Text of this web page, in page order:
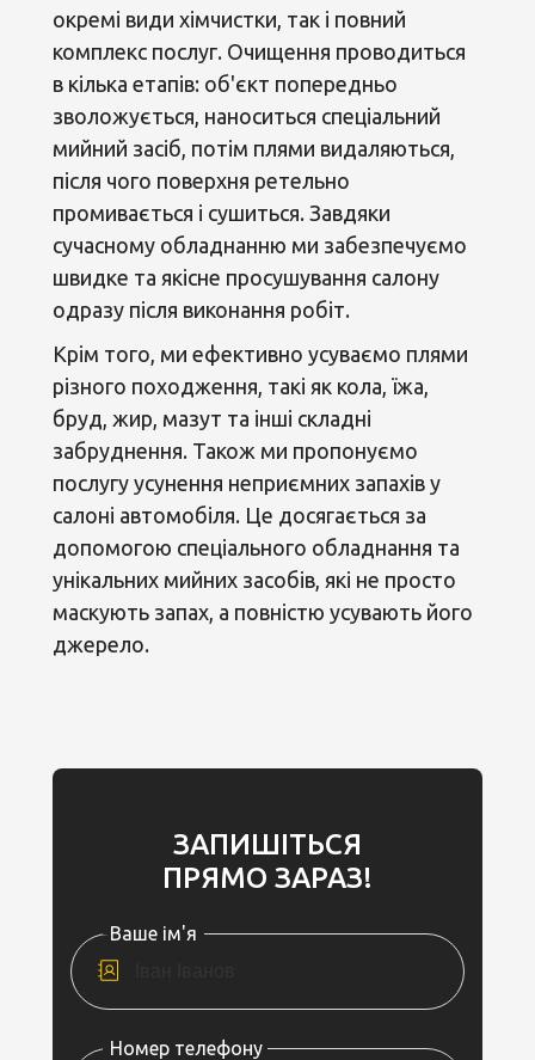
ЗАПИШІТЬСЯ
ПРЯМО ЗАРАЗ!
Ваше ім'я
Номер телефону
окремі види хімчистки, так і повний
комплекс послуг. Очищення проводиться
в кілька етапів: об'єкт попередньо
зволожується, наноситься спеціальний
мийний засіб, потім плями видаляються,
після чого поверхня ретельно
промивається і сушиться. Завдяки
сучасному обладнанню ми забезпечуємо
швидке та якісне просушування салону
одразу після виконання робіт.
Крім того, ми ефективно усуваємо плями
різного походження, такі як кола, їжа,
бруд, жир, мазут та інші складні
забруднення. Також ми пропонуємо
послугу усунення неприємних запахів у
салоні автомобіля. Це досягається за
допомогою спеціального обладнання та
унікальних мийних засобів, які не просто
маскують запах, а повністю усувають його
джерело.